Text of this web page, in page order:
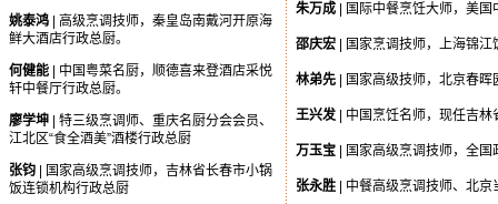
姚泰鸿| 高级烹调技师，秦皇岛南戴河开原海
鲜大酒店行政总厨。
何健能| 中国粤菜名厨，顺德喜来登酒店采悦
轩中餐厅行政总厨。
廖学坤| 特三级烹调师、重庆名厨分会会员、
江北区“食全酒美”酒楼行政总厨
张钧| 国家高级烹调技师，吉林省长春市小锅
饭连锁机构行政总厨
朱万成| 国际中餐烹饪大师，美国
邵庆宏| 国家烹调技师，上海锦江
林弟先| 国家高级技师，北京春晖
王兴发| 中国烹饪名师，现任吉林
万玉宝| 国家高级烹调技师，全国
张永胜| 中餐高级烹调技师、北京